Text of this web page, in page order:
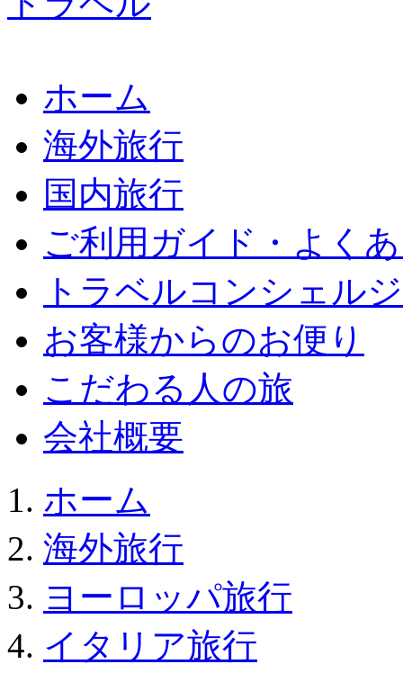
ホーム
海外旅行
国内旅行
ご利用ガイド・よく
トラベルコンシェル
お客様からのお便り
こだわる人の旅
会社概要
ホーム
海外旅行
ヨーロッパ旅行
イタリア旅行